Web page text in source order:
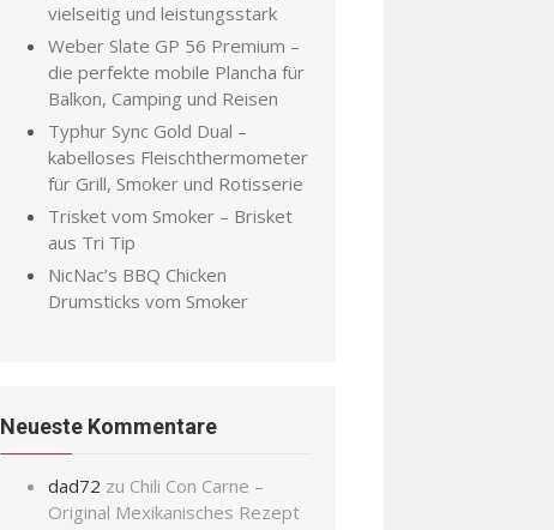
vielseitig und leistungsstark
Weber Slate GP 56 Premium –
die perfekte mobile Plancha für
Balkon, Camping und Reisen
Typhur Sync Gold Dual –
kabelloses Fleischthermometer
für Grill, Smoker und Rotisserie
Trisket vom Smoker – Brisket
aus Tri Tip
NicNac’s BBQ Chicken
Drumsticks vom Smoker
Neueste Kommentare
dad72 zu Chili Con Carne –
Original Mexikanisches Rezept